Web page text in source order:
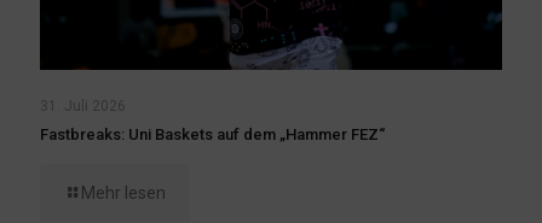
31. Juli 2026
Fastbreaks: Uni Baskets auf dem „Hammer FEZ“
Mehr lesen